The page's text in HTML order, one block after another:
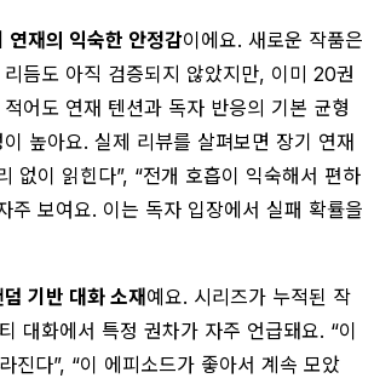
연재의 익숙한 안정감이에요. 새로운 작품은
듬도 아직 검증되지 않았지만, 이미 20권
어도 연재 텐션과 독자 반응의 기본 균형
높아요. 실제 리뷰를 살펴보면 장기 연재
없이 읽힌다”, “전개 호흡이 익숙해서 편하
주 보여요. 이는 독자 입장에서 실패 확률을
덤 기반 대화 소재예요. 시리즈가 누적된 작
대화에서 특정 권차가 자주 언급돼요. “이
진다”, “이 에피소드가 좋아서 계속 모았